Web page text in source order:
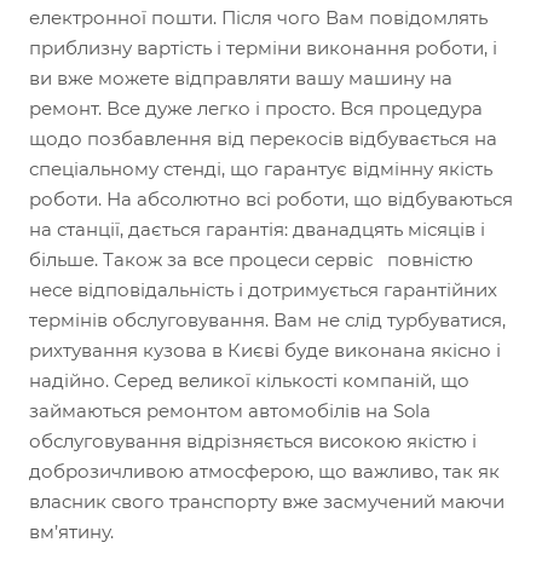
електронної пошти. Після чого Вам повідомлять
приблизну вартість і терміни виконання роботи, і
ви вже можете відправляти вашу машину на
ремонт. Все дуже легко і просто. Вся процедура
щодо позбавлення від перекосів відбувається на
спеціальному стенді, що гарантує відмінну якість
роботи. На абсолютно всі роботи, що відбуваються
на станції, дається гарантія: дванадцять місяців і
більше. Також за все процеси сервіс повністю
несе відповідальність і дотримується гарантійних
термінів обслуговування. Вам не слід турбуватися,
рихтування кузова в Києві буде виконана якісно і
надійно. Серед великої кількості компаній, що
займаються ремонтом автомобілів на Sola
обслуговування відрізняється високою якістю і
доброзичливою атмосферою, що важливо, так як
власник свого транспорту вже засмучений маючи
вм’ятину.